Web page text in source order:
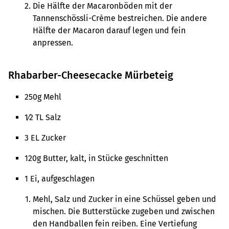
Die Hälfte der Macaronböden mit der
Tannenschössli-Crème bestreichen. Die andere
Hälfte der Macaron darauf legen und fein
anpressen.
Rhabarber-Cheesecacke Mürbeteig
250g Mehl
1⁄2 TL Salz
3 EL Zucker
120g Butter, kalt, in Stücke geschnitten
1 Ei, aufgeschlagen
Mehl, Salz und Zucker in eine Schüssel geben und
mischen. Die Butterstücke zugeben und zwischen
den Handballen fein reiben. Eine Vertiefung